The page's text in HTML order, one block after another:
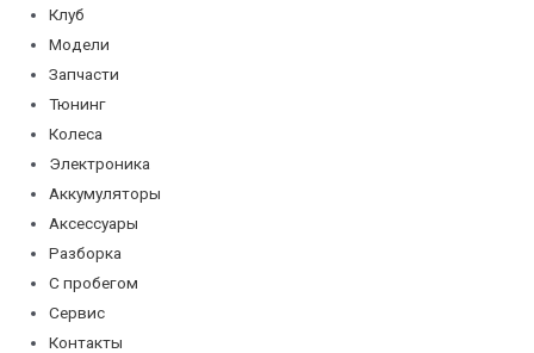
Клуб
Модели
Запчасти
Тюнинг
Колеса
Электроника
Аккумуляторы
Аксессуары
Разборка
С пробегом
Сервис
Контакты